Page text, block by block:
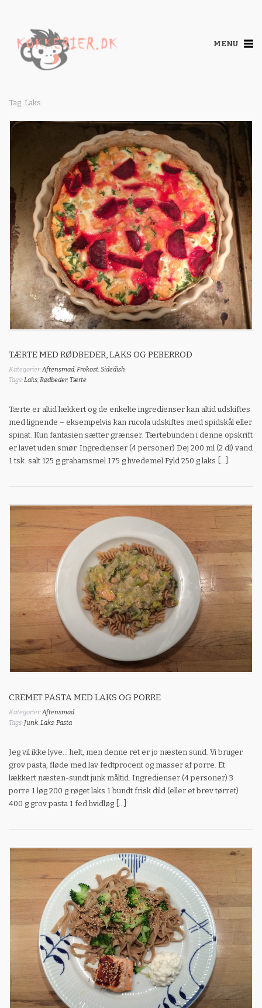
MENU
Tag: Laks
TÆRTE MED RØDBEDER, LAKS OG PEBERROD
Kategorier:Aftensmad, Frokost, Sidedish
Tags:Laks, Rødbeder, Tærte
Tærte er altid lækkert og de enkelte ingredienser kan altid udskiftes
med lignende – eksempelvis kan rucola udskiftes med spidskål eller
spinat. Kun fantasien sætter grænser. Tærtebunden i denne opskrift
er lavet uden smør. Ingredienser (4 personer) Dej 200 ml (2 dl) vand
1 tsk. salt 125 g grahamsmel 175 g hvedemel Fyld 250 g laks […]
CREMET PASTA MED LAKS OG PORRE
Kategorier:Aftensmad
Tags: Junk, Laks, Pasta
Jeg vil ikke lyve… helt, men denne ret er jo næsten sund. Vi bruger
grov pasta, fløde med lav fedtprocent og masser af porre. Et
lækkert næsten-sundt junk måltid. Ingredienser (4 personer) 3
porre 1 løg 200 g røget laks 1 bundt frisk dild (eller et brev tørret)
400 g grov pasta 1 fed hvidløg […]